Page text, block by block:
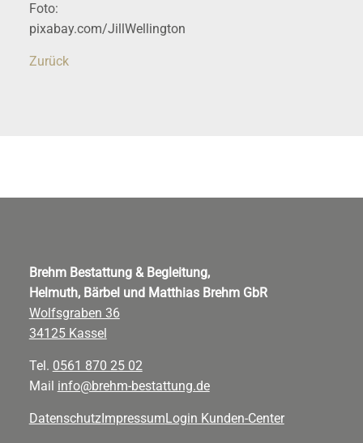
Foto:
pixabay.com/JillWellington
Zurück
Brehm Bestattung & Begleitung,
Helmuth, Bärbel und Matthias Brehm GbR
Wolfsgraben 36
34125 Kassel
Tel. 0561 870 25 02
Mail info@brehm-bestattung.de
DatenschutzImpressum Login Kunden-Center